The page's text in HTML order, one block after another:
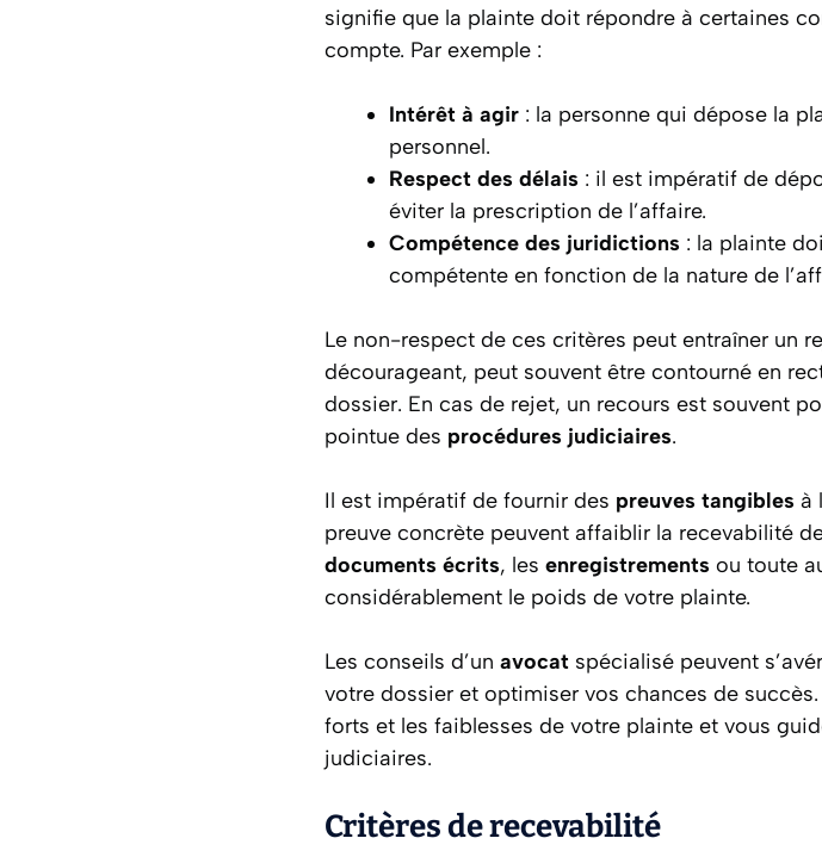
signifie que la plainte doit répondre à certaines
compte. Par exemple :
Intérêt à agir : la personne qui dépose la
personnel.
Respect des délais : il est impératif de
éviter la prescription de l’affaire.
Compétence des juridictions : la plainte
compétente en fonction de la nature de
Le non-respect de ces critères peut entraîner un
décourageant, peut souvent être contourné en
dossier. En cas de rejet, un recours est souvent
pointue des procédures judiciaires.
Il est impératif de fournir des preuves tangibles à
preuve concrète peuvent affaiblir la recevabilité
documents écrits, les enregistrements ou toute
considérablement le poids de votre plainte.
Les conseils d’un avocat spécialisé peuvent
votre dossier et optimiser vos chances de
forts et les faiblesses de votre plainte et vous
judiciaires.
Critères de recevabilité